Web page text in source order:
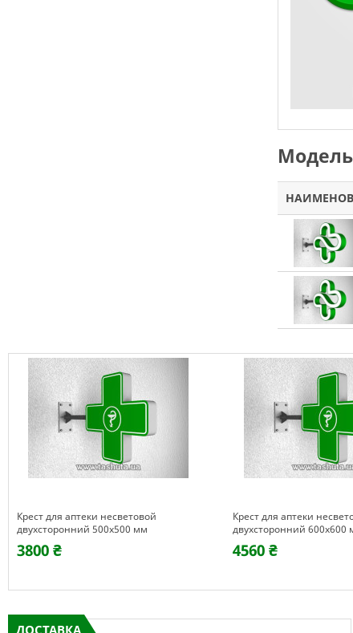
Крест для аптеки несветовой
двухсторонний 500х500 мм
3800 ₴
Крест для аптеки
двухсторонний 600х600
4560 ₴
ДОСТАВКА